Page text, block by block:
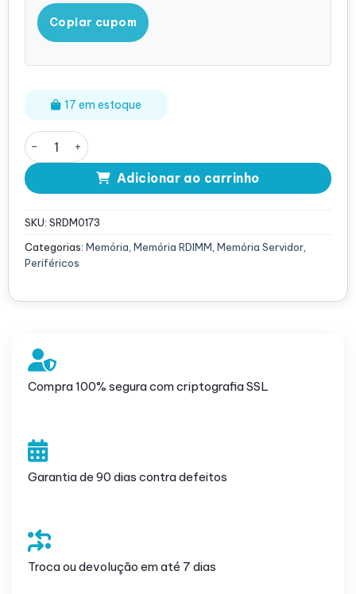
Copiar cupom
17 em estoque
Memória Smart PC3 10600 8Gb 2Rx4 -
Adicionar ao carrinho
SKU: SRDM0173
Categorias: Memória, Memória RDIMM, Memória Servidor,
Periféricos
Compra 100% segura com criptografia SSL
Garantia de 90 dias contra defeitos
Troca ou devolução em até 7 dias